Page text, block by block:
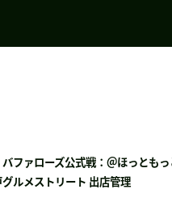
ファローズ公式戦：＠ほっとも
ルメストリート 出店管理